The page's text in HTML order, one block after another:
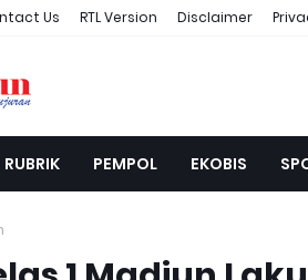
Us RTL Version Disclaimer
RUBRIK PEMPOL EKOBIS